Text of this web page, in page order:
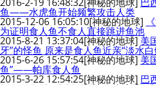
鱼——水虎鱼开始频繁攻击人类
2015-12-06 16:05:10[神秘的地球]
为证明食人鱼不食人直接跳进鱼池
2015-8-21 13:37:04[神秘的地球] 美
牙”的怪鱼 原来是食人鱼近亲“淡水白
2015-6-26 15:57:54[神秘的地球] 美
鱼”——帕库食人鱼
2015-3-22 12:54:25[神秘的地球] 巴